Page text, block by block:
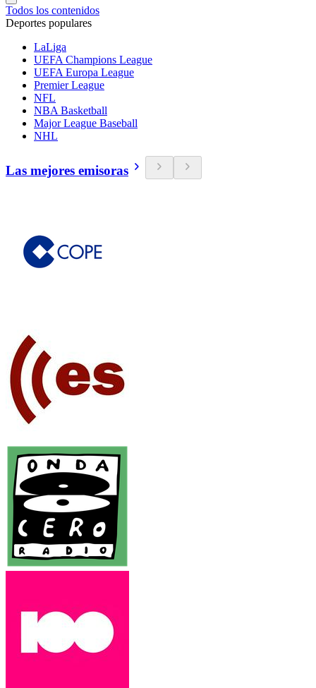
Todos los contenidos
Deportes populares
LaLiga
UEFA Champions League
UEFA Europa League
Premier League
NFL
NBA Basketball
Major League Baseball
NHL
Las mejores emisoras